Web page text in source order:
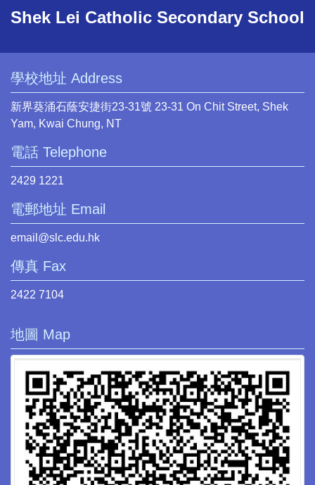
Shek Lei Catholic Secondary School
學校地址 Address
新界葵涌石蔭安捷街23-31號 23-31 On Chit Street, Shek
Yam, Kwai Chung, NT
電話 Telephone
2429 1221
電郵地址 Email
email@slc.edu.hk
傳真 Fax
2422 7104
地圖 Map